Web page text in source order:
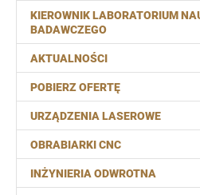
KIEROWNIK LABORATORIUM
BADAWCZEGO
AKTUALNOŚCI
POBIERZ OFERTĘ
URZĄDZENIA LASEROWE
OBRABIARKI CNC
INŻYNIERIA ODWROTNA